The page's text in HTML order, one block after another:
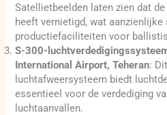
Satellietbeelden laten zien dat
heeft vernietigd, wat
productiefaciliteiten voor
S-300-
International Airport, Teheran:
luchtafweersysteem biedt
essentieel voor de verdediging
luchtaanvallen.